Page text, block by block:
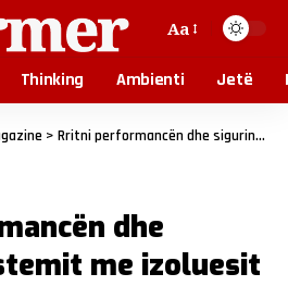
Aa
Thinking Ambienti Jetë
> Rritni performancën dhe sigurinë e sistemit me izoluesit dixhitalë ADuM340E/ADuM341E/ADuM342E
dhe
me izoluesit